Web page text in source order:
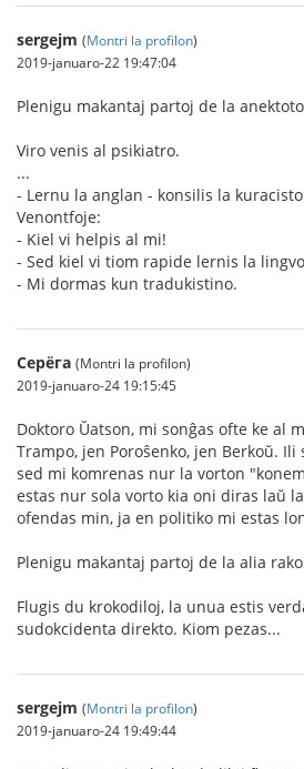
sergejm (Montri la profilon)
2019-januaro-22 19:47:04
Plenigu makantaj partoj de la
Viro venis al psikiatro.
...
- Lernu la anglan - konsilis la
Venontfoje:
- Kiel vi helpis al mi!
- Sed kiel vi tiom rapide lernis la
- Mi dormas kun tradukistino.
Серёга (Montri la profilon)
2019-januaro-24 19:15:45
Doktoro Ŭatson, mi sonĝas ofte ke al
Trampo, jen Poroŝenko, jen Berkoŭ.
sed mi komrenas nur la vorton
estas nur sola vorto kia oni diras laŭ
ofendas min, ja en politiko mi estas
Plenigu makantaj partoj de la alia
Flugis du krokodiloj, la unua estis
sudokcidenta direkto. Kiom pezas...
sergejm (Montri la profilon)
2019-januaro-24 19:49:44